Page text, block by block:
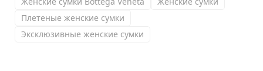
Плетеные женские сумки
Эксклюзивные женские сумки